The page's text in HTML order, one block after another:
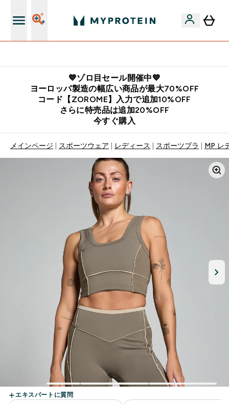
💙ゾロ目セール開催中💙
ヨーロッパ製造の幅広い商品が最大70%OFF
コード【ZOROME】入力で追加10%OFF
さらに特売品は追加20%OFF
今すぐ購入
メインページ スポーツウェア レディース スポーツブラ MP レ